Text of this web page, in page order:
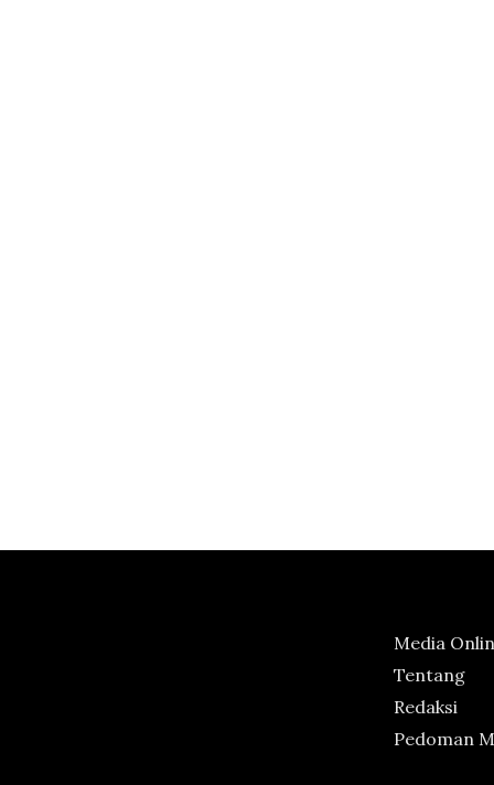
Media
Tentang
Redaksi
Pedoman